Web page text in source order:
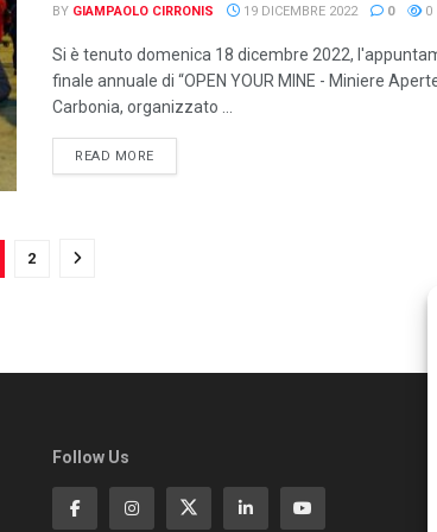
BY GIAMPAOLO CIRRONIS 19 DICEMBRE 2022 0 0
Si è tenuto domenica 18 dicembre 2022,
finale annuale di “OPEN YOUR MINE - Miniere
Carbonia, organizzato ...
READ MOREDETAILS
2
Follow Us